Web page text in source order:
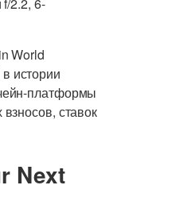
World
истории
платформы
ставок
Next